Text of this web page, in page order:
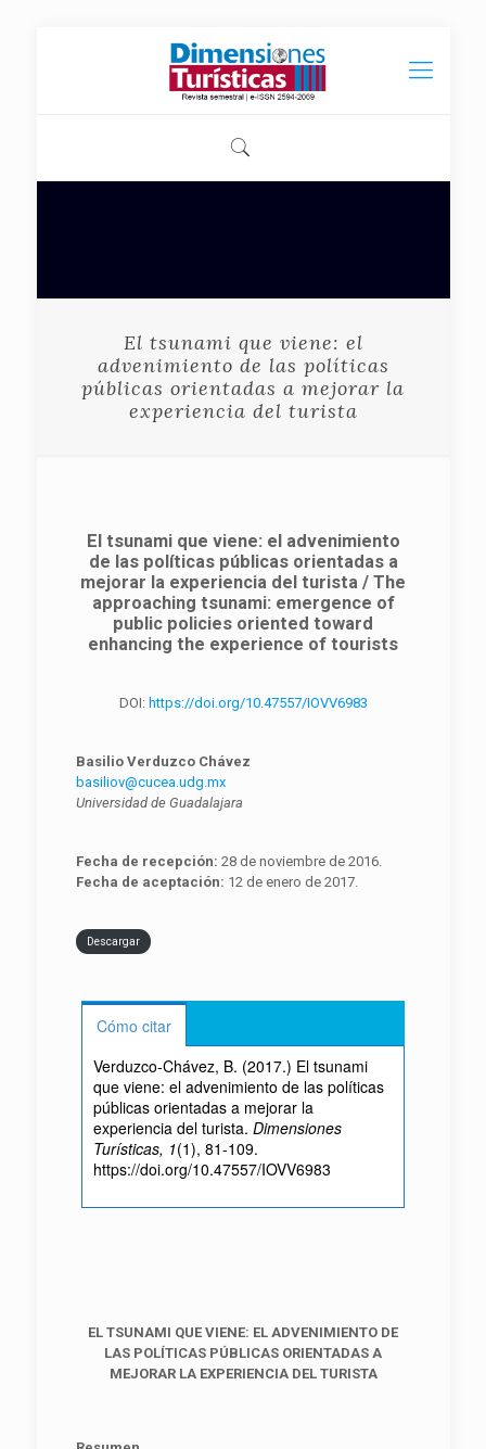
El tsunami que viene: el
advenimiento de las políticas
públicas orientadas a mejorar la
experiencia del turista
El tsunami que viene: el advenimiento
de las políticas públicas orientadas a
mejorar la experiencia del turista / The
approaching tsunami: emergence of
public policies oriented toward
enhancing the experience of tourists
DOI: https://doi.org/10.47557/IOVV6983
Basilio Verduzco Chávez
basiliov@cucea.udg.mx
Universidad de Guadalajara
Fecha de recepción: 28 de noviembre de 2016.
Fecha de aceptación: 12 de enero de 2017.
Descargar
Cómo citar
Verduzco-Chávez, B. (2017.) El tsunami
que viene: el advenimiento de las políticas
públicas orientadas a mejorar la
experiencia del turista. Dimensiones
Turísticas, 1(1), 81-109.
https://doi.org/10.47557/IOVV6983
EL TSUNAMI QUE VIENE: EL ADVENIMIENTO DE
LAS POLÍTICAS PÚBLICAS ORIENTADAS A
MEJORAR LA EXPERIENCIA DEL TURISTA